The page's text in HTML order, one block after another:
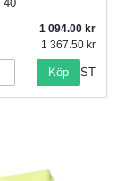
40
1 094.00
1 367.50
Köp ST